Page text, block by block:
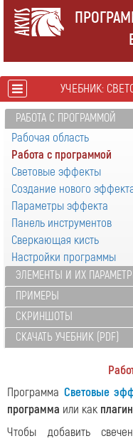
УЧЕБНИК:
РАБОТА С ПРОГРАММОЙ
Рабочая область
Работа с программой
Световые эффекты
Создание нового
Параметры эффекта
Панель инструментов
Сверкающая кисть
Настройки программы
ЭЛЕМЕНТЫ И ИХ
ПРИМЕРЫ
СКРИНШОТЫ
СКАЧАТЬ УЧЕБНИК (PDF)
Программа Световые
программа или как плагин
Чтобы добавить